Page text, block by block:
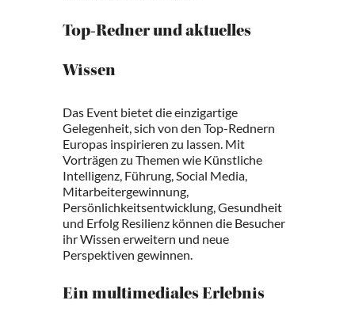
Top-Redner und aktuelles
Wissen
Das Event bietet die einzigartige
Gelegenheit, sich von den Top-Rednern
Europas inspirieren zu lassen. Mit
Vorträgen zu Themen wie Künstliche
Intelligenz, Führung, Social Media,
Mitarbeitergewinnung,
Persönlichkeitsentwicklung, Gesundheit
und Erfolg Resilienz können die Besucher
ihr Wissen erweitern und neue
Perspektiven gewinnen.
Ein multimediales Erlebnis